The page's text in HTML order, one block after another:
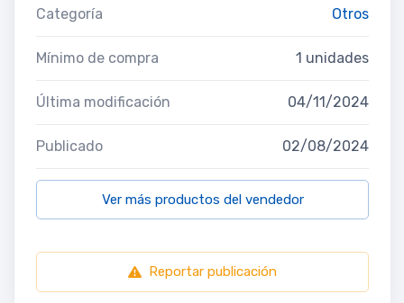
Categoría Otros
Mínimo de compra 1 unidades
Última modificación 04/11/2024
Publicado 02/08/2024
Ver más productos del vendedor
Reportar publicación